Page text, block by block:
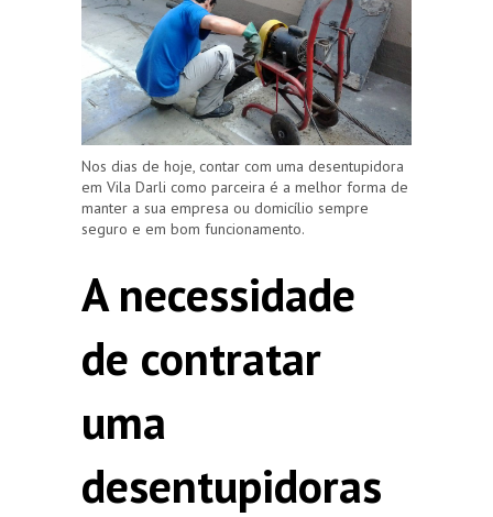
Nos dias de hoje, contar com uma desentupidora
em Vila Darli como parceira é a melhor forma de
manter a sua empresa ou domicílio sempre
seguro e em bom funcionamento.
A necessidade
de contratar
uma
desentupidoras